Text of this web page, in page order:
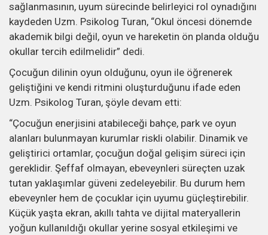
sağlanmasının, uyum sürecinde belirleyici rol oynadığını
kaydeden Uzm. Psikolog Turan, “Okul öncesi dönemde
akademik bilgi değil, oyun ve hareketin ön planda olduğu
okullar tercih edilmelidir” dedi.
Çocuğun dilinin oyun olduğunu, oyun ile öğrenerek
geliştiğini ve kendi ritmini oluşturduğunu ifade eden
Uzm. Psikolog Turan, şöyle devam etti:
“Çocuğun enerjisini atabileceği bahçe, park ve oyun
alanları bulunmayan kurumlar riskli olabilir. Dinamik ve
geliştirici ortamlar, çocuğun doğal gelişim süreci için
gereklidir. Şeffaf olmayan, ebeveynleri süreçten uzak
tutan yaklaşımlar güveni zedeleyebilir. Bu durum hem
ebeveynler hem de çocuklar için uyumu güçleştirebilir.
Küçük yaşta ekran, akıllı tahta ve dijital materyallerin
yoğun kullanıldığı okullar yerine sosyal etkileşimi ve